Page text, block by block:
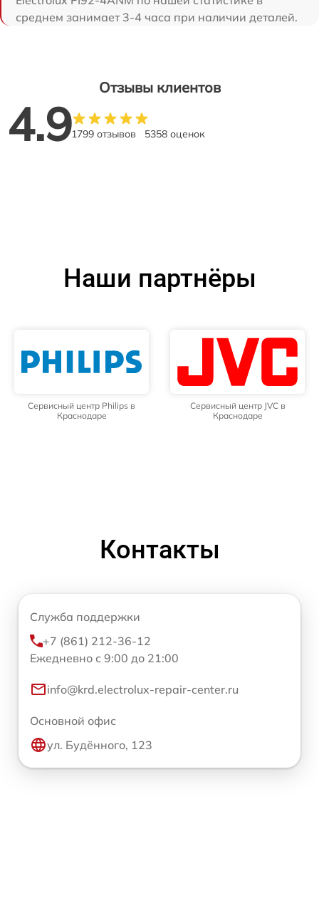
среднем занимает 3-4 часа при наличии деталей.
Отзывы клиентов
4.91799 отзывов 5358 оценок
Наши партнёры
Сервисный центр Philips в
Краснодаре
Сервисный центр JVC в
Краснодаре
Контакты
Служба поддержки
+7 (861) 212-36-12
Ежедневно с 9:00 до 21:00
info@krd.electrolux-repair-center.ru
Основной офис
ул. Будённого, 123